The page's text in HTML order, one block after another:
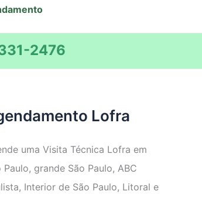
2476
Lofra
uma Visita Técnica Lofra em
Paulo, grande São Paulo, ABC
Interior de São Paulo, Litoral e